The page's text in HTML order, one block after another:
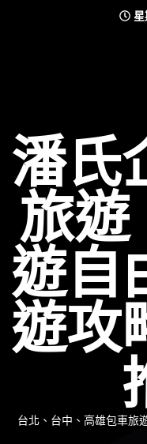
星
潘氏
旅
遊自
遊攻
台北、台中、高雄包車旅